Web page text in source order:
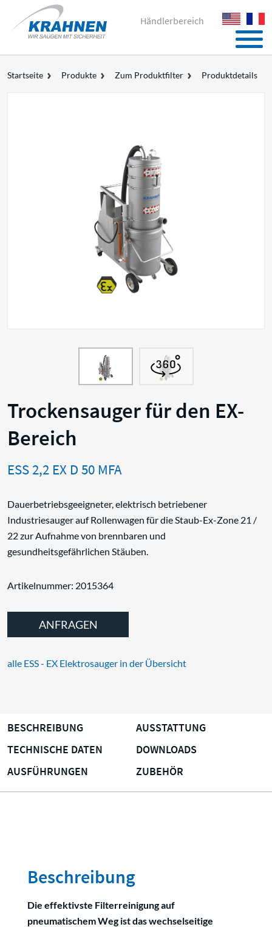
Händlerbereich
Startseite Produkte Zum Produktfilter Produktdetails
Trockensauger für den EX-
Bereich
ESS 2,2 EX D 50 MFA
Dauerbetriebsgeeigneter, elektrisch betriebener
Industriesauger auf Rollenwagen für die Staub-Ex-Zone 21 /
22 zur Aufnahme von brennbaren und
gesundheitsgefährlichen Stäuben.
Artikelnummer: 2015364
ANFRAGEN
alle ESS - EX Elektrosauger in der Übersicht
BESCHREIBUNG
AUSSTATTUNG
TECHNISCHE DATEN
DOWNLOADS
AUSFÜHRUNGEN
ZUBEHÖR
Beschreibung
Die effektivste Filterreinigung auf
pneumatischem Weg ist das wechselseitige